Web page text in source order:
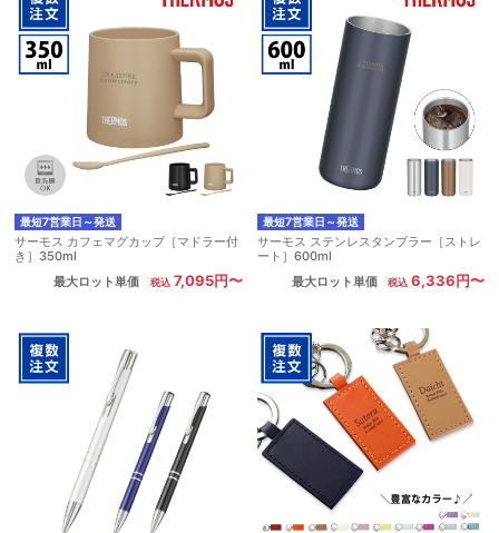
最短7営業日～発送
サーモス カフェマグカップ［マドラー付
き］350ml
最大ロット単価
7,095円〜
最短7営業日～発送
サーモス ステンレスタンブラー［ストレ
ート］600ml
最大ロット単価
6,336円〜